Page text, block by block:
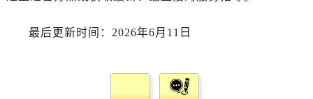
最后更新时间：2026年6月11日